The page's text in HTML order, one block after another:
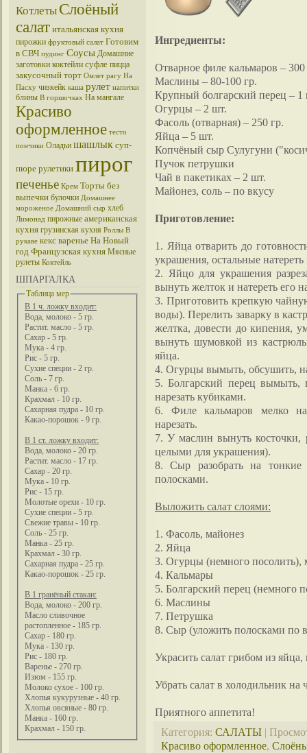
Котлеты Слоёный
салат итальянская кухня
пирожки фруктовый салат Готовим
в СВЧ пудинг Соусы Домашние
заготовки коктейли суфле пицца
закусочный торт Омлет рагу На
Пасху чизкейк каша рулет напитки
блины В горшочках На мангале
Красиво
оформленное тесто
пончики Оладьи шашлык суп-
пюре рулетики пирог
печенье Крем Торты без
выпечки булочки Домашнее
мороженое Домашний сыр хлеб
Лимонад пирожные американская
кухня грузинская кухня Роллы В
рукаве кекс варенье На Новый
год Французская кухня Мясные
рулеты Коктейль
ШПАРГАЛКА
Таблица мер
В 1 ч. ложку входит:
Вода, молоко - 5 гр.
Растит. масло - 5 гр.
Сахар - 5 гр.
Мука - 4 гр.
Рис - 5 гр.
Сухие специи - 2 гр.
Соль - 7 гр.
Манка - 6 гр.
Крахмал - 10 гр.
Сахарная пудра - 10 гр.
Какао-порошок - 9 гр.
В 1 ст. ложку входит:
Вода, молоко - 20 гр.
Растит. масло - 17 гр.
Сахар - 20 гр.
Мука - 10 гр.
Рис - 15 гр.
Молотые орехи - 10 гр.
Сухие специи - 5 гр.
Свежие травы - 10 гр.
Соль - 25 гр.
Манка - 25 гр.
Крахмал - 30 гр.
Сахарная пудра - 25 гр.
Какао-порошок - 25 гр.
В 1 гранёный стакан:
Вода, молоко - 200 гр.
Масло сливочное
растопленное - 185 гр.
Сахар - 180 гр.
Мука - 130 гр.
Рис - 180 гр.
Варенье - 270 гр.
Изюм - 155 гр.
Молоко сухое - 100 гр.
Хлопья кукурузные - 40 гр.
Хлопья овсяные - 80 гр.
Манка - 160 гр.
Крахмал - 150 гр.
Ингредиенты:
Отварное филе кальмаров – 300
Маслины – 80-100 гр.
Крупный болгарский перец – 1
Огурцы – 2 шт.
Фасоль (отварная) – 250 гр.
Яйца – 5 шт.
Копчёный сыр Cулугуни
Пучок петрушки
Чай в пакетиках – 2 шт.
Майонез, соль – по вкусу
Приготовление:
1. Яйца отварить до
украшения, остальные
2. Яйцо для украшения
вынуть желток и натереть его
3. Приготовить крепкую
воды). Перелить заварку в
желтка, довести до кипения,
вынуть шумовкой из
яйца.
4. Огурцы вымыть, обсушить,
5. Болгарский перец вымыть,
нарезать кубиками.
6. Филе кальмаров мелко
нарезать.
7. У маслин вынуть косточки,
целыми для украшения).
8. Сыр разобрать на
полосками.
Выложить салат слоями:
1. Фасоль, майонез
2. Яйца
3. Огурцы (немного посолить),
4. Кальмары
5. Болгарский перец (немного
6. Маслины
7. Петрушка
8. Сыр (уложить полосками по
Украсить салат грибом из
Убрать салат в холодильник на
Приятного аппетита!
Категория: САЛАТЫ |
Красиво оформленное,